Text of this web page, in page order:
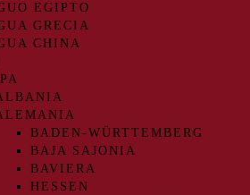
EGIPTO
GRECIA
CHINA
BADEN-WÜRTTEMBERG
BAJA SAJONIA
BAVIERA
HESSEN